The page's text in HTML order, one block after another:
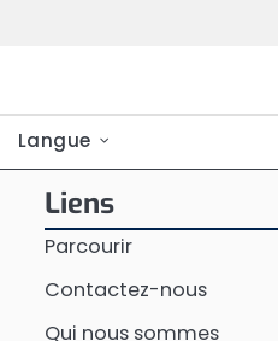
Langue
Liens
Parcourir
Contactez-nous
Qui nous sommes